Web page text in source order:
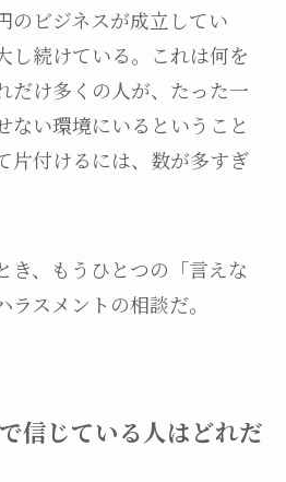
のビジネスが成立してい
し続けている。これは何を
だけ多くの人が、たった一
ない環境にいるということ
片付けるには、数が多すぎ
き、もうひとつの「言えな
スメントの相談だ。
信じている人はどれだ